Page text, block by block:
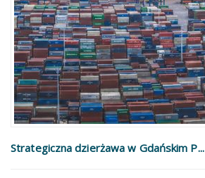
Strategiczna dzierżawa w Gdańskim P...